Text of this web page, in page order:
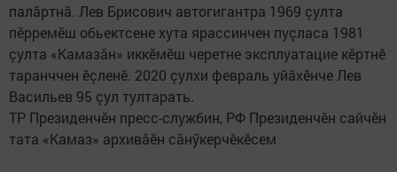
палăртнă. Лев Брисович автогигантра 1969 çулта
пӗрремӗш обьектсене хута ярассинчен пуçласа 1981
çулта «Камазăн» иккӗмӗш черетне эксплуатацие кӗртнӗ
таранччен ӗçленӗ. 2020 çулхи февраль уйăхӗнче Лев
Васильев 95 çул тултарать.
ТР Президенчӗн пресс-службин, РФ Президенчӗн сайчӗн
тата «Камаз» архивăӗн сăнӳкерчӗкӗсем